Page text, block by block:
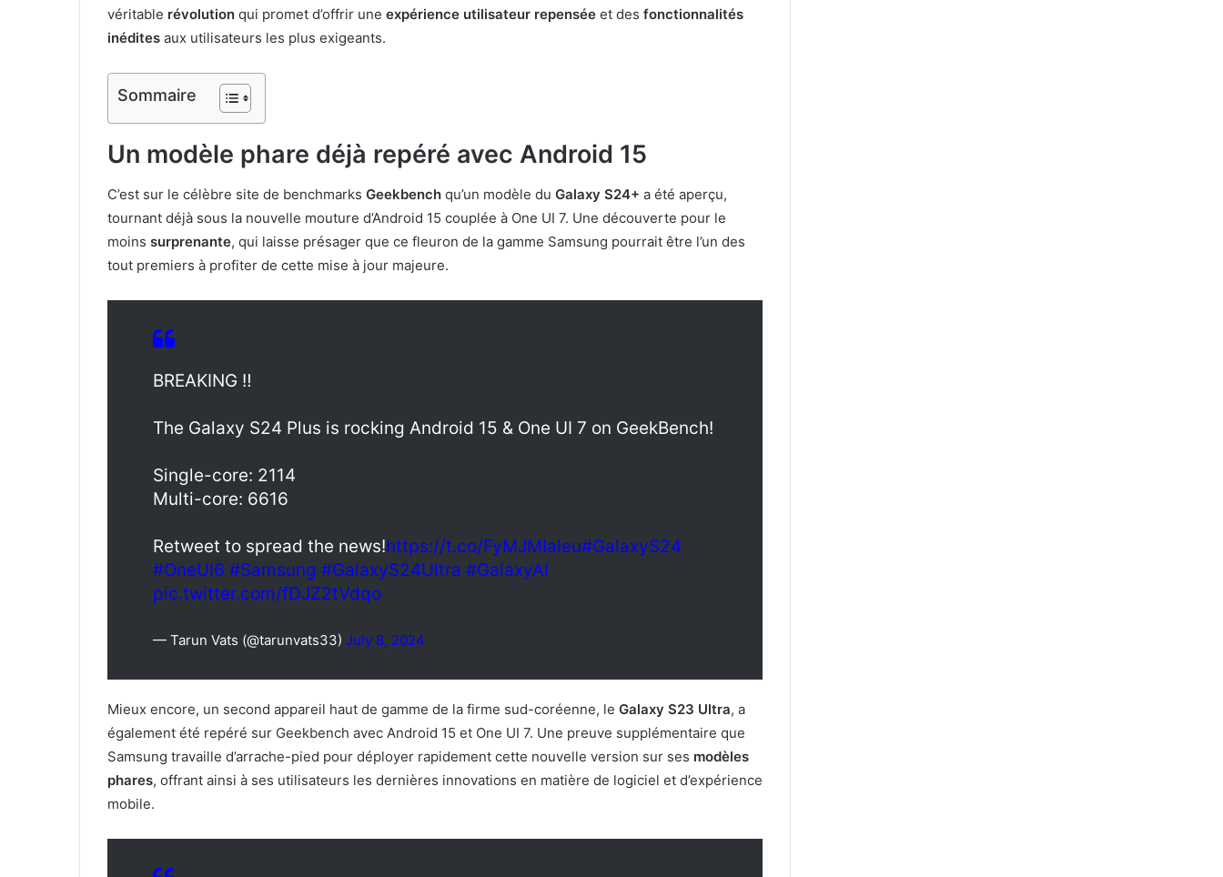
véritable révolution qui promet d’offrir une expérience utilisateur repensée et des fonctionnalités
inédites aux utilisateurs les plus exigeants.
Sommaire
Un modèle phare déjà repéré avec Android 15
C’est sur le célèbre site de benchmarks Geekbench qu’un modèle du Galaxy S24+ a été aperçu,
tournant déjà sous la nouvelle mouture d’Android 15 couplée à One UI 7. Une découverte pour le
moins surprenante, qui laisse présager que ce fleuron de la gamme Samsung pourrait être l’un des
tout premiers à profiter de cette mise à jour majeure.
BREAKING ‼️
The Galaxy S24 Plus is rocking Android 15 & One UI 7 on GeekBench!
Single-core: 2114
Multi-core: 6616
Retweet to spread the news!https://t.co/FyMJMIaIeu#GalaxyS24
#OneUI6 #Samsung #GalaxyS24Ultra #GalaxyAI
pic.twitter.com/fDJZ2tVdqo
— Tarun Vats (@tarunvats33) July 8, 2024
Mieux encore, un second appareil haut de gamme de la firme sud-coréenne, le Galaxy S23 Ultra, a
également été repéré sur Geekbench avec Android 15 et One UI 7. Une preuve supplémentaire que
Samsung travaille d’arrache-pied pour déployer rapidement cette nouvelle version sur ses modèles
phares, offrant ainsi à ses utilisateurs les dernières innovations en matière de logiciel et d’expérience
mobile.